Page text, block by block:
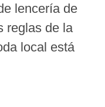
lencería de
reglas de la
local está